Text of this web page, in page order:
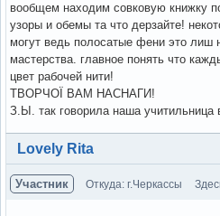
вообщем находим совковую книжку
узоры и обемы та что дерзайте!
могут ведь полосатые фени это лиш
мастерства. главное понять что
цвет рабочей нити!
ТВОРЧОЇ ВАМ НАСНАГИ!
З.Ы. так говорила наша учитильница
Вне форума
Lovely Rita
Участник Откуда: г.Черкассы